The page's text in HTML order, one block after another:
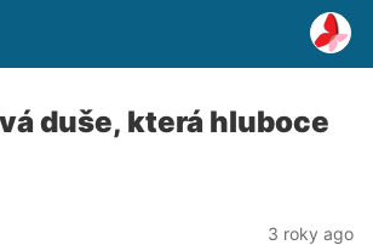
duše, která hluboce
3 roky ago